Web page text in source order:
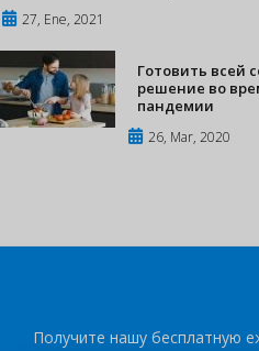
27, Ene, 2021
Готовить всей
решение во
пандемии
26, Mar, 2020
Получите нашу бесплатную